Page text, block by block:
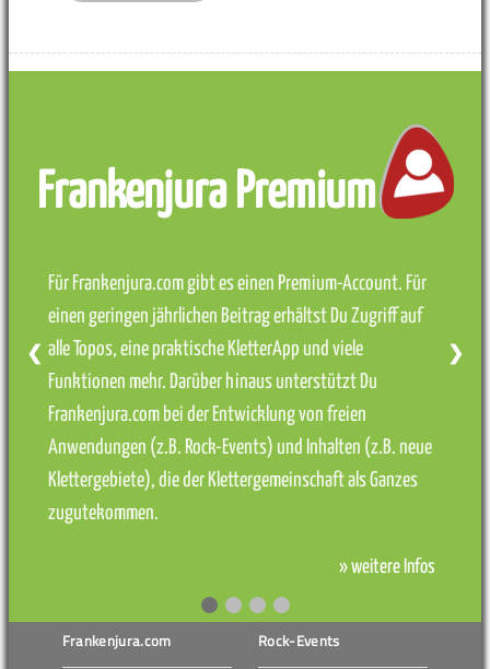
Frankenjura Premium
Für Frankenjura.com gibt es einen Premium-Account. Für
einen geringen jährlichen Beitrag erhältst Du Zugriff auf
alle Topos, eine praktische KletterApp und viele
Funktionen mehr. Darüber hinaus unterstützt Du
Frankenjura.com bei der Entwicklung von freien
Anwendungen (z.B. Rock-Events) und Inhalten (z.B. neue
Klettergebiete), die der Klettergemeinschaft als Ganzes
zugutekommen.
» weitere Infos
❮ ❯
Frankenjura.com Rock-Events